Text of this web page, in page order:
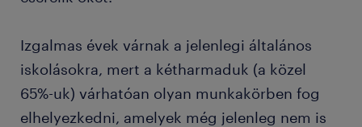
Izgalmas évek várnak a jelenlegi általános
iskolásokra, mert a kétharmaduk (a közel
65%-uk) várhatóan olyan munkakörben fog
elhelyezkedni, amelyek még jelenleg nem is